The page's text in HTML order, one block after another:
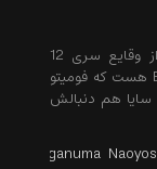
داستان 6 ماه پس از وقایع سری 12
قسمتیِ انیمه Blood C هست که فومیتو
سایا هم دنبالش
Naganuma